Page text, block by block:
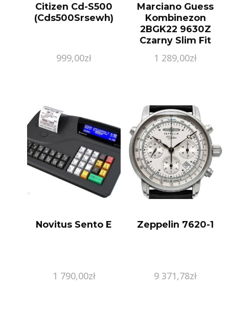
Citizen Cd-S500
(Cds500Srsewh)
999,00zł
Marciano Guess
Kombinezon
2BGK22 9630Z
Czarny Slim Fit
1 289,00zł
Novitus Sento E
1 790,00zł
Zeppelin 7620-1
9 371,78zł